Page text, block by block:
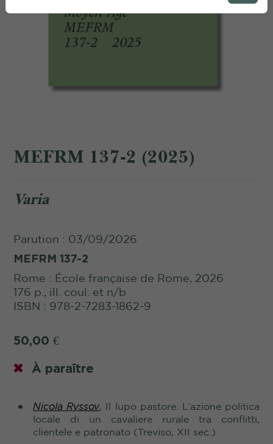
MEFRM 137-2 (2025)
Varia
Parution : 03/09/2026
MEFRM 137-2
Rome : École française de Rome, 2026
176 p., ill. coul. et n/b
ISBN : 978-2-7283-1862-9
50,00 €
À paraître
Nicola Ryssov, Il lupo pastore. L’azione politica
locale di un cavaliere rurale tra conflitti,
clientele e patronato (Treviso, XII sec.)